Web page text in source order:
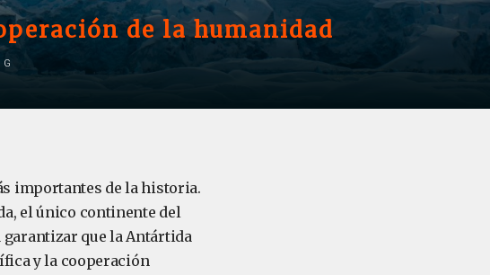
de la humanidad
importantes de la historia.
el único continente del
que la Antártida
y la cooperación